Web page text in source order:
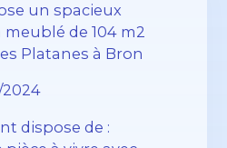
un spacieux
de 104 m2
Platanes à Bron
dispose de :